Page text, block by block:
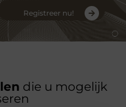
Registreer nu!
die u mogelijk